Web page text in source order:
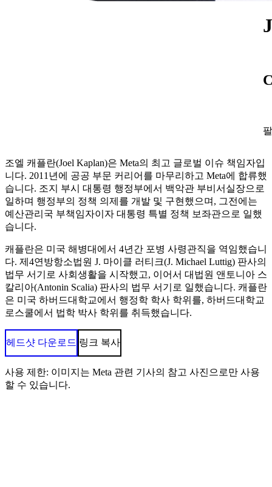
조엘 캐플란(Joel Kaplan)은 Meta의 최고 글로벌 이슈 책임자입
니다. 2011년에 공공 부문 커리어를 마무리하고 Meta에 합류했
습니다. 조지 부시 대통령 행정부에서 백악관 부비서실장으로
일하며 행정부의 정책 의제를 개발 및 구현했으며, 그전에는
예산관리국 부책임자이자 대통령 특별 정책 보좌관으로 일했
습니다.
캐플란은 미국 해병대에서 4년간 포병 사령관직을 역임했습니
다. 제4연방항소법원 J. 마이클 러티크(J. Michael Luttig) 판사의
법무 서기로 사회생활을 시작했고, 이어서 대법원 앤토니아 스
칼리아(Antonin Scalia) 판사의 법무 서기로 일했습니다. 캐플란
은 미국 하버드대학교에서 행정학 학사 학위를, 하버드대학교
로스쿨에서 법학 박사 학위를 취득했습니다.
헤드샷 다운로드 링크 복사
사용 제한: 이미지는 Meta 관련 기사의 참고 사진으로만 사용
할 수 있습니다.